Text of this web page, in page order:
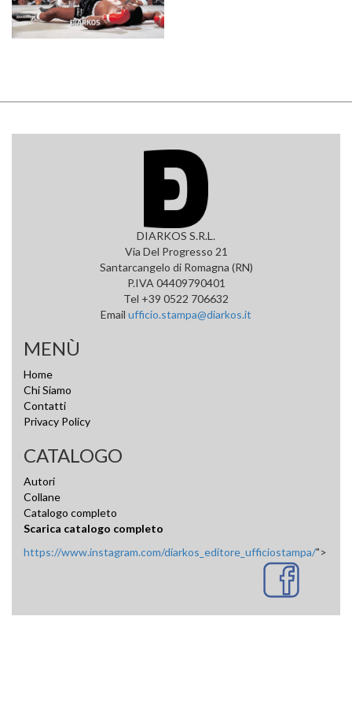
DIARKOS S.R.L.
Via Del Progresso 21
Santarcangelo di Romagna (RN)
P.IVA 04409790401
Tel +39 0522 706632
Email ufficio.stampa@diarkos.it
MENÙ
Home
Chi Siamo
Contatti
Privacy Policy
CATALOGO
Autori
Collane
Catalogo completo
Scarica catalogo completo
https://www.instagram.com/diarkos_editore_ufficiostampa/">